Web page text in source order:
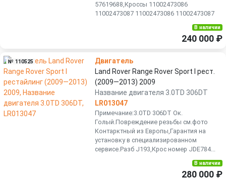
57619688,Кроссы 11002473086
11002473087 11002473086 11002473087
В наличии
240 000 ₽
№ 110525
Двигатель
Land Rover Range Rover Sport I рест.
(2009—2013) 2009
Название двигателя 3.0TD 306DT
LR013047
Примечание:3.0TD 306DT Ок.
Голый.Повреждение резьбы см.фото
Контарктный из Европы,Гарантия на
установку в специализированном
сервисе.Разб J193,Крос номер JDE784...
В наличии
280 000 ₽